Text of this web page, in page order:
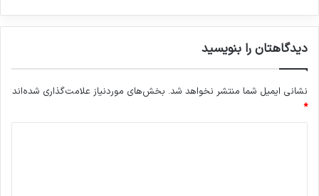
دیدگاهتان را بنویسید
نشانی ایمیل شما منتشر نخواهد شد. بخش‌های موردنیاز علامت‌گذاری شده‌اند
*